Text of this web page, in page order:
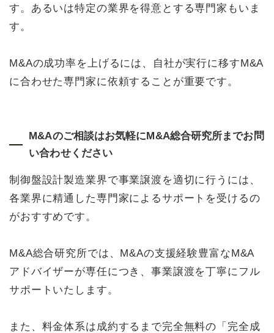
す。あるいは特定の業界を得意とする専門家もいま
す。
M&Aの成功率を上げるには、自社が実行に移すM&A
に合わせた専門家に依頼することが重要です。
M&Aのご相談はお気軽にM&A総合研究所までお問
い合わせください
制御盤設計製造業界で事業譲渡を適切に行うには、
各業界に精通した専門家によるサポートを受けるの
がおすすめです。
M&A総合研究所では、M&Aの支援経験豊富なM&A
アドバイザーが専任につき、事業譲渡を丁寧にフル
サポートいたします。
また、料金体系は成約するまで完全無料の「完全成